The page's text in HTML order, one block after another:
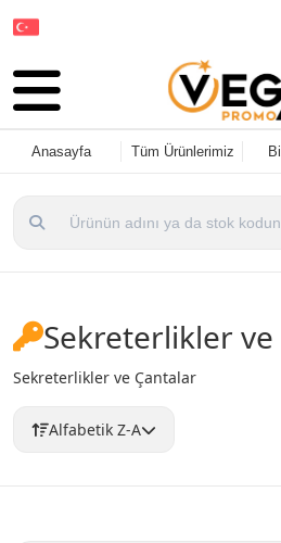
Anasayfa Tüm Ürünlerimiz
Sekreterlikler
Sekreterlikler ve Çantalar
Alfabetik Z-A